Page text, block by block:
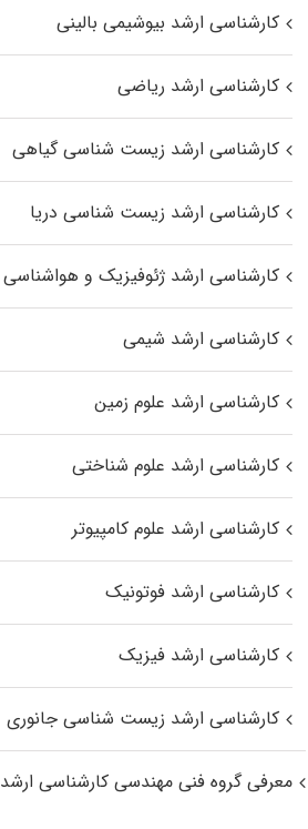
کارشناسی ارشد بیوشیمی بالینی
کارشناسی ارشد ریاضی
کارشناسی ارشد زیست‌ شناسی گیاهی
کارشناسی ارشد زیست‌ شناسی دریا
کارشناسی ارشد ژئوفیزیک و هواشناسی
کارشناسی ارشد شیمی
کارشناسی ارشد علوم زمین
کارشناسی ارشد علوم شناختی
کارشناسی ارشد علوم کامپیوتر
کارشناسی ارشد فوتونیک
کارشناسی ارشد فیزیک
کارشناسی ارشد زیست‌ شناسی جانوری
معرفی گروه فنی مهندسی کارشناسی ارشد